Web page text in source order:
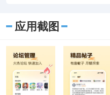
应用截图